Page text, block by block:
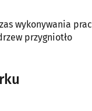
wykonywania prac
przygniotło